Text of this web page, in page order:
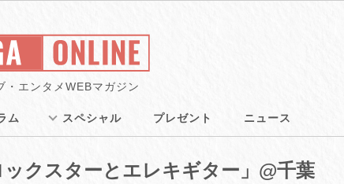
エンタメWEBマガジン
ム スペシャル プレゼント ニュース
クスターとエレキギター」@千葉